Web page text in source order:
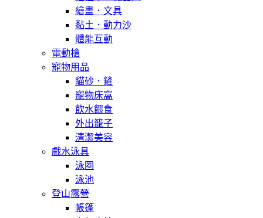
繪畫．文具
黏土．動力沙
體能互動
電動槍
寵物用品
貓砂．鏟
寵物床窩
飲水餵食
外出籠子
清潔美容
戲水泳具
泳圈
泳池
登山露營
帳篷